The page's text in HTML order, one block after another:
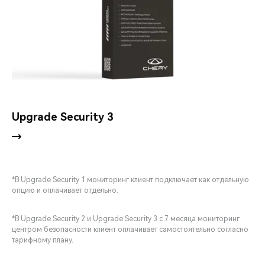
Upgrade Security 3
*В Upgrade Security 1 мониторинг клиент подключает как отдельную
опцию и оплачивает отдельно.
*В Upgrade Security 2 и Upgrade Security 3 с 7 месяца мониторинг
центром безопасности клиент оплачивает самостоятельно согласно
тарифному плану.